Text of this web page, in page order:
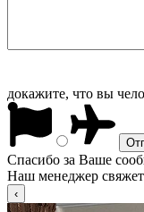
докажите, что вы
Спасибо за Ваше
Наш менеджер